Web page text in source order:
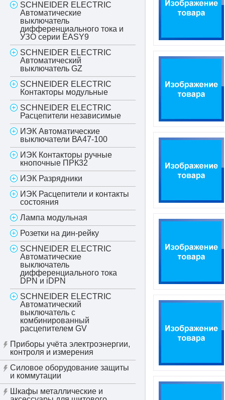
SCHNEIDER ELECTRIC
Автоматические
выключатель
дифференциального тока и
УЗО серии EASY9
SCHNEIDER ELECTRIC
Автоматический
выключатель GZ
SCHNEIDER ELECTRIC
Контакторы модульные
SCHNEIDER ELECTRIC
Расцепители независимые
ИЭК Автоматические
выключатели ВА47-100
ИЭК Контакторы ручные
кнопочные ПРК32
ИЭК Разрядники
ИЭК Расцепители и контакты
состояния
Лампа модульная
Розетки на дин-рейку
SCHNEIDER ELECTRIC
Автоматические
выключатель
дифференциального тока
DPN и iDPN
SCHNEIDER ELECTRIC
Автоматический
выключатель c
комбинированный
расцепителем GV
Приборы учёта электроэнергии,
контроля и измерения
Силовое оборудование защиты
и коммутации
Шкафы металлические и